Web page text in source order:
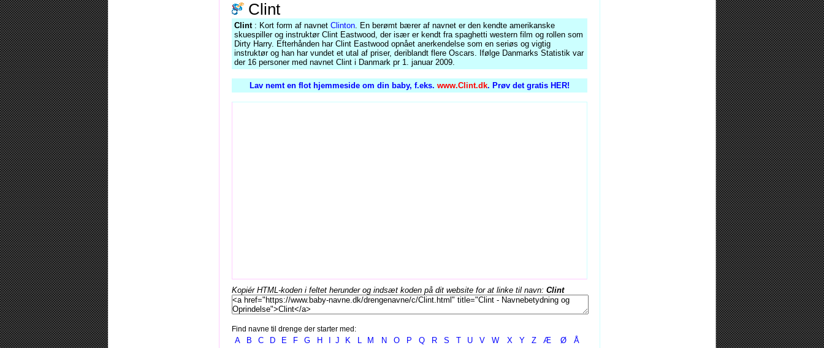
Clint
Clint: Kort form af navnet Clinton. En berømt bærer af navnet er den kendte amerikanske
skuespiller og instruktør Clint Eastwood, der især er kendt fra spaghetti western film og rollen som
Dirty Harry. Efterhånden har Clint Eastwood opnået anerkendelse som en seriøs og vigtig
instruktør og han har vundet et utal af priser, deriblandt flere Oscars. Ifølge Danmarks Statistik var
der 16 personer med navnet Clint i Danmark pr 1. januar 2009.
Lav nemt en flot hjemmeside om din baby, f.eks. www.Clint.dk. Prøv det gratis HER!
Kopiér HTML-koden i feltet herunder og indsæt koden på dit website for at linke til navn: Clint
Find navne til drenge der starter med:
A B C D E F G H J K L M N O P Q R S T U V W X Y Z Æ Ø Å